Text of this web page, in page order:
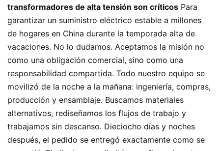
transformadores de alta tensión son críticos Para
garantizar un suministro eléctrico estable a millones
de hogares en China durante la temporada alta de
vacaciones. No lo dudamos. Aceptamos la misión no
como una obligación comercial, sino como una
responsabilidad compartida. Todo nuestro equipo se
movilizó de la noche a la mañana: ingeniería, compras,
producción y ensamblaje. Buscamos materiales
alternativos, rediseñamos los flujos de trabajo y
trabajamos sin descanso. Dieciocho días y noches
después, el pedido se entregó exactamente como se